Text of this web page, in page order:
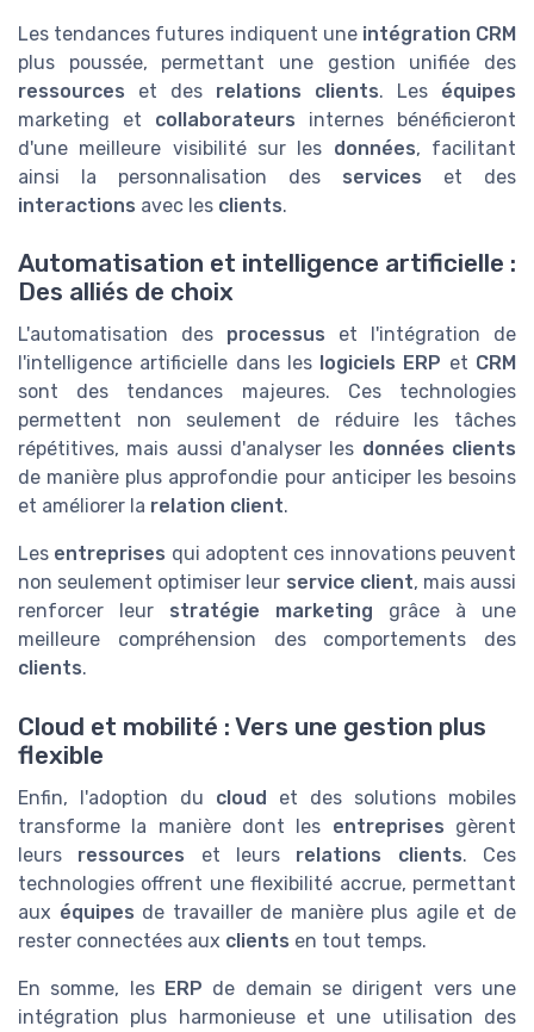
Les tendances futures indiquent une intégration CRM
plus poussée, permettant une gestion unifiée des
ressources et des relations clients. Les équipes
marketing et collaborateurs internes bénéficieront
d'une meilleure visibilité sur les données, facilitant
ainsi la personnalisation des services et des
interactions avec les clients.
Automatisation et intelligence artificielle :
Des alliés de choix
L'automatisation des processus et l'intégration de
l'intelligence artificielle dans les logiciels ERP et CRM
sont des tendances majeures. Ces technologies
permettent non seulement de réduire les tâches
répétitives, mais aussi d'analyser les données clients
de manière plus approfondie pour anticiper les besoins
et améliorer la relation client.
Les entreprises qui adoptent ces innovations peuvent
non seulement optimiser leur service client, mais aussi
renforcer leur stratégie marketing grâce à une
meilleure compréhension des comportements des
clients.
Cloud et mobilité : Vers une gestion plus
flexible
Enfin, l'adoption du cloud et des solutions mobiles
transforme la manière dont les entreprises gèrent
leurs ressources et leurs relations clients. Ces
technologies offrent une flexibilité accrue, permettant
aux équipes de travailler de manière plus agile et de
rester connectées aux clients en tout temps.
En somme, les ERP de demain se dirigent vers une
intégration plus harmonieuse et une utilisation des